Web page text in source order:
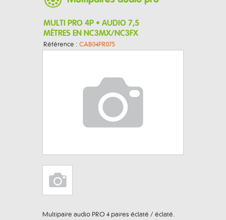
MULTI PRO 4P • AUDIO 7,5
MÈTRES EN NC3MX/NC3FX
Référence : CAB04PR075
Multipaire audio PRO 4 paires éclaté / éclaté.